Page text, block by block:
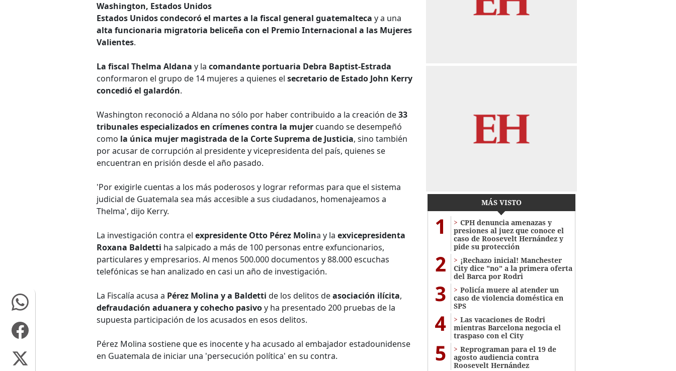
Washington, Estados Unidos
Estados Unidos condecoró el martes a la fiscal general guatemalteca y a una
alta funcionaria migratoria beliceña con el Premio Internacional a las Mujeres
Valientes.
La fiscal Thelma Aldana y la comandante portuaria Debra Baptist-Estrada
conformaron el grupo de 14 mujeres a quienes el secretario de Estado John Kerry
concedió el galardón.
Washington reconoció a Aldana no sólo por haber contribuido a la creación de33
tribunales especializados en crímenes contra la mujer cuando se desempeñó
como la única mujer magistrada de la Corte Suprema de Justicia, sino también
por acusar de corrupción al presidente y vicepresidenta del país, quienes se
encuentran en prisión desde el año pasado.
'Por exigirle cuentas a los más poderosos y lograr reformas para que el sistema
judicial de Guatemala sea más accesible a sus ciudadanos, homenajeamos a
Thelma', dijo Kerry.
La investigación contra el expresidente Otto Pérez Molina y la exvicepresidenta
Roxana Baldetti ha salpicado a más de 100 personas entre exfuncionarios,
particulares y empresarios. Al menos 500.000 documentos y 88.000 escuchas
telefónicas se han analizado en casi un año de investigación.
La Fiscalía acusa a Pérez Molina y a Baldetti de los delitos deasociación ilícita,
defraudación aduanera y cohecho pasivoy ha presentado 200 pruebas de la
supuesta participación de los acusados en esos delitos.
Pérez Molina sostiene que es inocente y ha acusado al embajador estadounidense
en Guatemala de iniciar una 'persecución política' en su contra.
MÁS VISTO
1
CPH denuncia amenazas y
presiones al juez que conoce el
caso de Roosevelt Hernández y
pide su protección
2
¡Rechazo inicial! Manchester
City dice "no" a la primera oferta
del Barca por Rodri
3
Policía muere al atender un
caso de violencia doméstica en
SPS
4
Las vacaciones de Rodri
mientras Barcelona negocia el
traspaso con el City
5
Reprograman para el 19 de
agosto audiencia contra
Roosevelt Hernández